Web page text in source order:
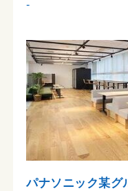
-
パナソニック某グ